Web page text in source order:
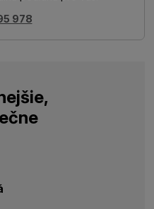
978